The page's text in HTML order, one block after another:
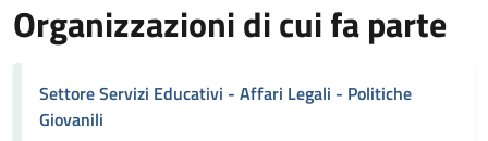
Organizzazioni di cui fa parte
Settore Servizi Educativi - Affari Legali - Politiche
Giovanili